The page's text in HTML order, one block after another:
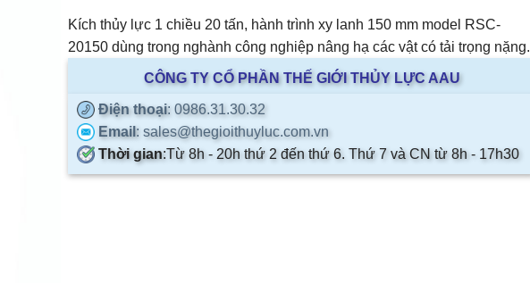
Kích thủy lực 1 chiều 20 tấn, hành trình xy lanh 150 mm model RSC-
20150 dùng trong nghành công nghiệp nâng hạ các vật có tải trọng nặng.
CÔNG TY CỔ PHẦN THẾ GIỚI THỦY LỰC AAU
Điện thoại: 0986.31.30.32
Email: sales@thegioithuyluc.com.vn
Thời gian:Từ 8h - 20h thứ 2 đến thứ 6. Thứ 7 và CN từ 8h - 17h30